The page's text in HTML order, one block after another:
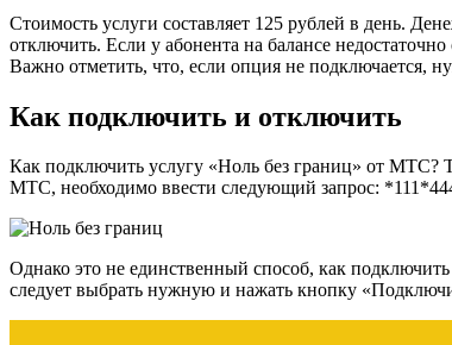
Стоимость услуги составляет 125 рублей в день.
отключить. Если у абонента на балансе
Важно отметить, что, если опция не подключается,
Как подключить и отключить
Как подключить услугу «Ноль без границ» от МТС?
МТС, необходимо ввести следующий запрос:
Однако это не единственный способ, как
следует выбрать нужную и нажать кнопку